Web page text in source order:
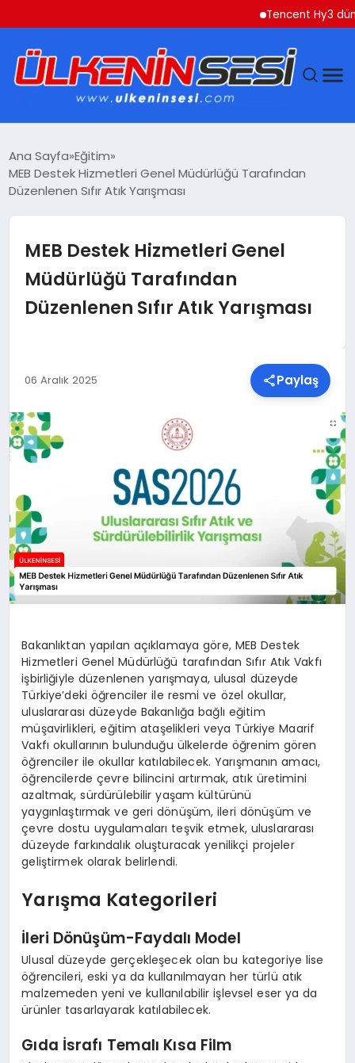
Tencent Hy3 dünya
EKONOMI
SAĞLIK
TEKNOLOJI
MALATYA HABERLERI
Ana Sayfa Eğitim
MEB Destek Hizmetleri Genel Müdürlüğü Tarafından
Düzenlenen Sıfır Atık Yarışması
MEB Destek Hizmetleri Genel
Müdürlüğü Tarafından
Düzenlenen Sıfır Atık Yarışması
06 Aralık 2025 Paylaş
Bakanlıktan yapılan açıklamaya göre, MEB Destek
Hizmetleri Genel Müdürlüğü tarafından Sıfır Atık Vakfı
işbirliğiyle düzenlenen yarışmaya, ulusal düzeyde
Türkiye’deki öğrenciler ile resmi ve özel okullar,
uluslararası düzeyde Bakanlığa bağlı eğitim
müşavirlikleri, eğitim ataşelikleri veya Türkiye Maarif
Vakfı okullarının bulunduğu ülkelerde öğrenim gören
öğrenciler ile okullar katılabilecek. Yarışmanın amacı,
öğrencilerde çevre bilincini artırmak, atık üretimini
azaltmak, sürdürülebilir yaşam kültürünü
yaygınlaştırmak ve geri dönüşüm, ileri dönüşüm ve
çevre dostu uygulamaları teşvik etmek, uluslararası
düzeyde farkındalık oluşturacak yenilikçi projeler
geliştirmek olarak belirlendi.
Yarışma Kategorileri
İleri Dönüşüm-Faydalı Model
Ulusal düzeyde gerçekleşecek olan bu kategoriye lise
öğrencileri, eski ya da kullanılmayan her türlü atık
malzemeden yeni ve kullanılabilir işlevsel eser ya da
ürünler tasarlayarak katılabilecek.
Gıda İsrafı Temalı Kısa Film